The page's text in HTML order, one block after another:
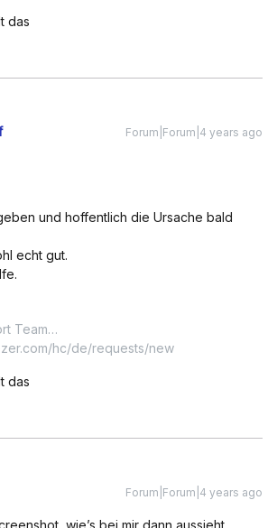
das
Forum|Forum|4 years ago
und hoffentlich die Ursache bald
echt gut.
Team…
hc/de/requests/new
das
Forum|Forum|4 years ago
wie’s bei mir dann aussieht,